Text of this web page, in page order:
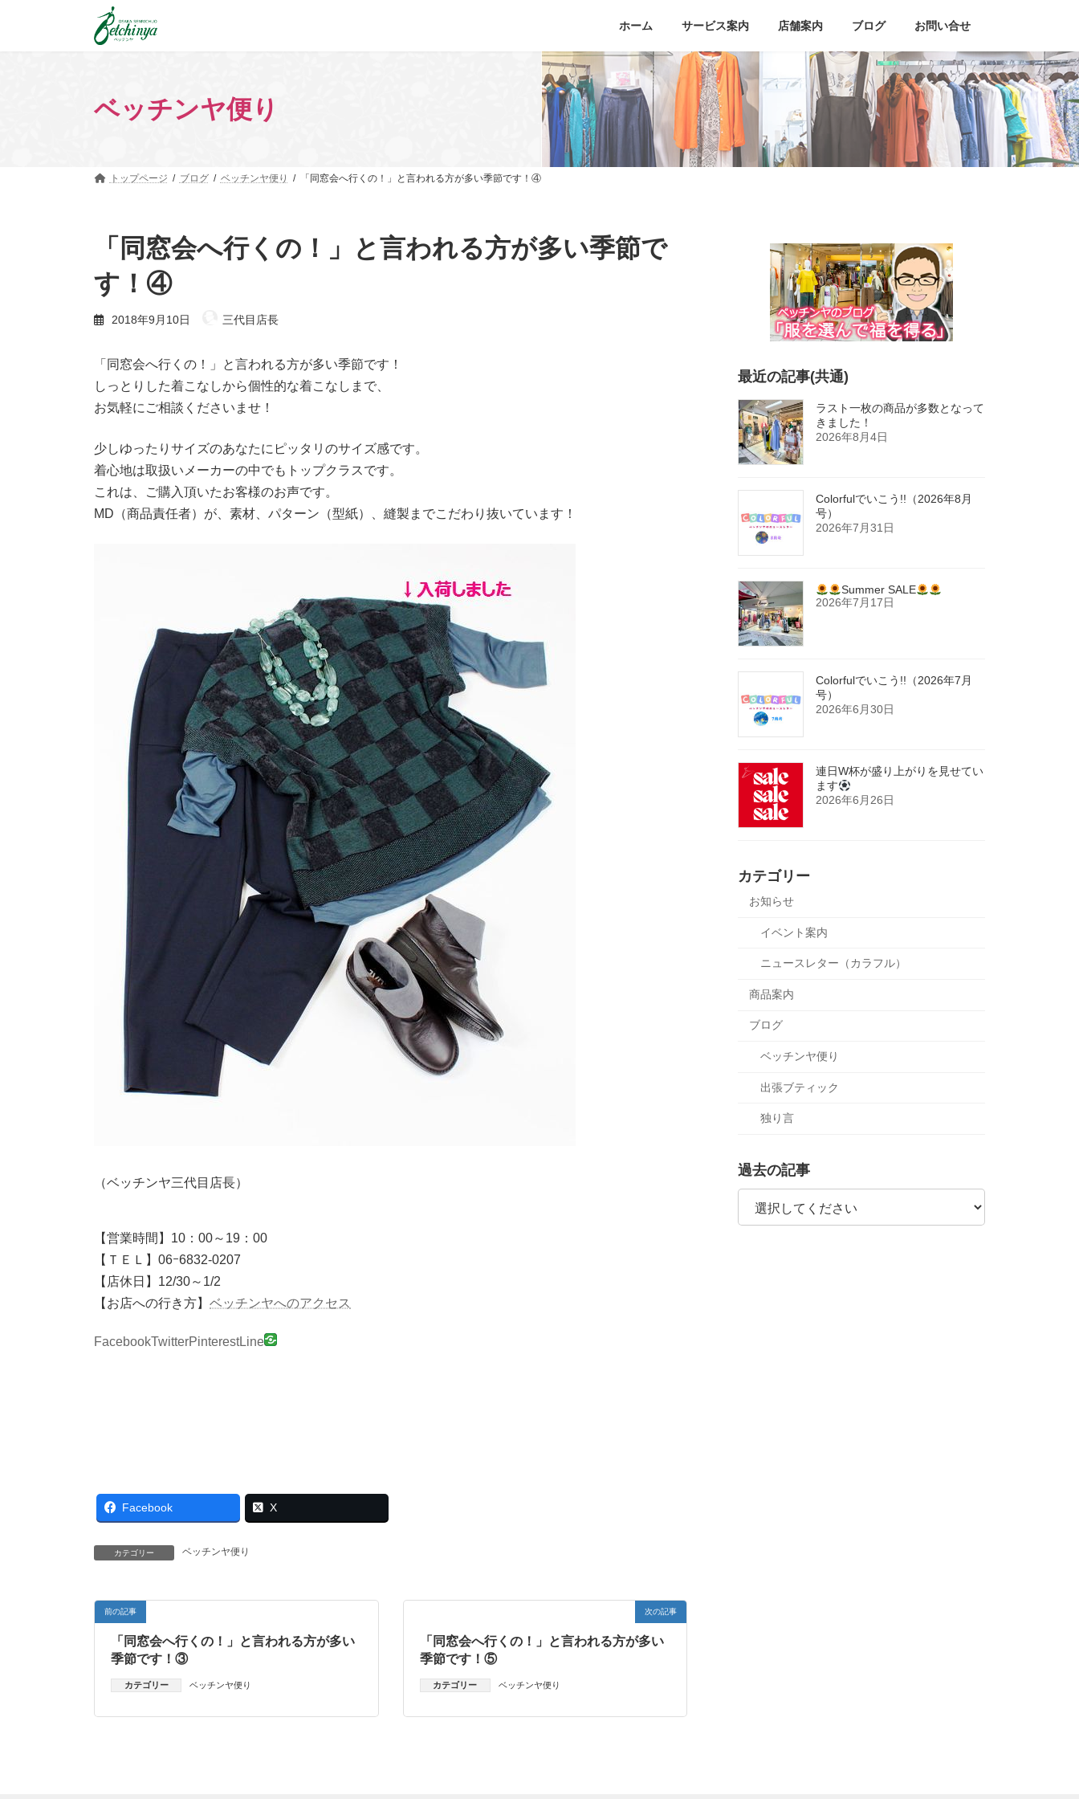
ホーム サービス案内 店舗案内 ブログ お問い合せ
ベッチンヤ便り
トップページ ブログ ベッチンヤ便り 「同窓会へ行くの！」と言われる方が多い季節です！④
「同窓会へ行くの！」と言われる方が多い季節で
す！④
2018年9月10日 三代目店長
「同窓会へ行くの！」と言われる方が多い季節です！
しっとりした着こなしから個性的な着こなしまで、
お気軽にご相談くださいませ！
少しゆったりサイズのあなたにピッタリのサイズ感です。
着心地は取扱いメーカーの中でもトップクラスです。
これは、ご購入頂いたお客様のお声です。
MD（商品責任者）が、素材、パターン（型紙）、縫製までこだわり抜いています！
（ベッチンヤ三代目店長）
【営業時間】10：00～19：00
【ＴＥＬ】06ｰ6832-0207
【店休日】12/30～1/2
【お店への行き方】 ベッチンヤへのアクセス
FacebookTwitterPinterestLine
Facebook X
カテゴリー ベッチンヤ便り
前の記事
「同窓会へ行くの！」と言われる方が多い
季節です！③
カテゴリー ベッチンヤ便り
次の記事
「同窓会へ行くの！」と言われる方が多い
季節です！⑤
カテゴリー ベッチンヤ便り
最近の記事(共通)
ラスト一枚の商品が多数となって
きました！
2026年8月4日
Colorfulでいこう!!（2026年8月
号）
2026年7月31日
Summer SALE
2026年7月17日
Colorfulでいこう!!（2026年7月
号）
2026年6月30日
連日W杯が盛り上がりを見せてい
ます
2026年6月26日
カテゴリー
お知らせ
イベント案内
ニュースレター（カラフル）
商品案内
ブログ
ベッチンヤ便り
出張ブティック
独り言
過去の記事